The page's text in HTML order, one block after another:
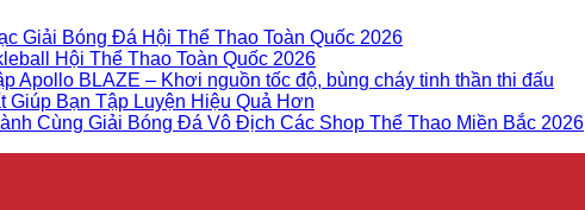
Giải Bóng Đá Hội Thể Thao Toàn Quốc 2026
Hội Thể Thao Toàn Quốc 2026
Apollo BLAZE – Khơi nguồn tốc độ, bùng cháy tinh thần thi đấu
Bạn Tập Luyện Hiệu Quả Hơn
Cùng Giải Bóng Đá Vô Địch Các Shop Thể Thao Miền Bắc 2026